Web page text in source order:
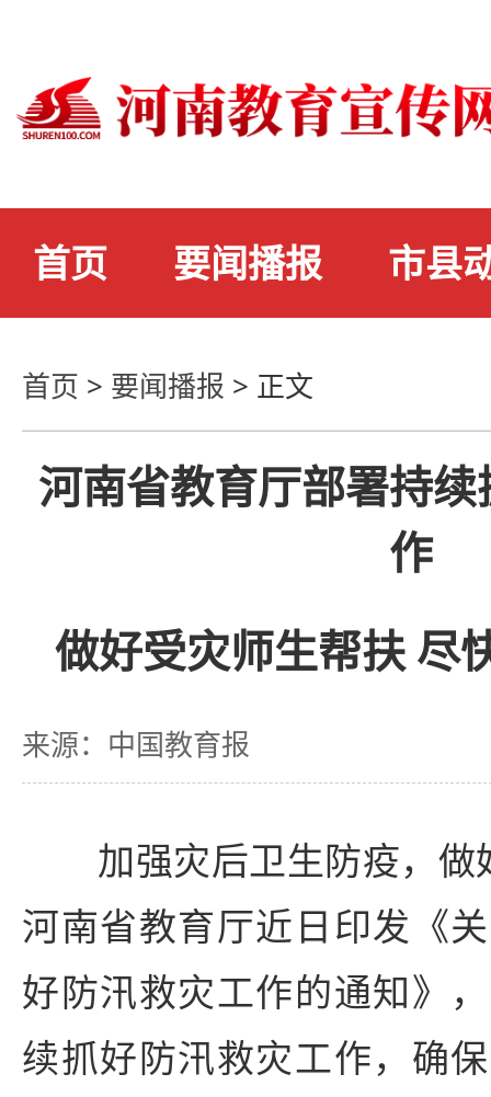
首页 要闻播报 市县
首页 > 要闻播报 > 正文
河南省教育厅部署持
作
做好受灾师生帮扶 尽
来源：中国教育报
加强灾后卫生防疫，做
河南省教育厅近日印发《
好防汛救灾工作的通知》
续抓好防汛救灾工作，确